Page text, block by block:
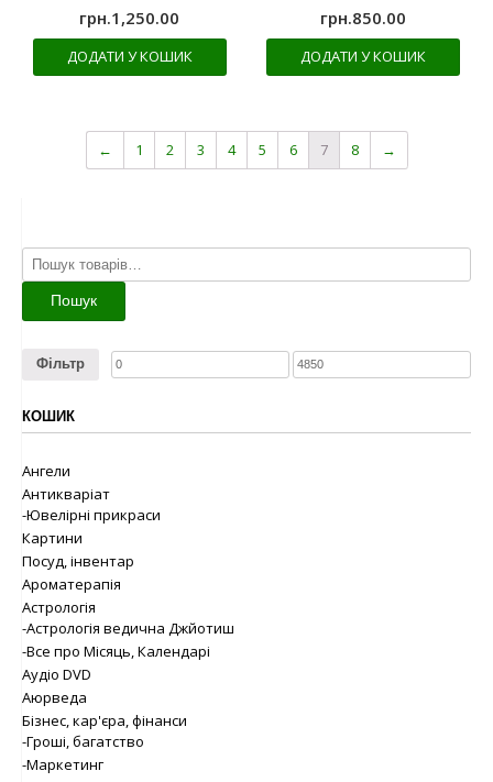
грн.1,250.00
ДОДАТИ У КОШИК
грн.850.00
ДОДАТИ У КОШИК
← 1 2 3 4 5 6 7 8 →
Шукати:
Пошук
Фільтр
КОШИК
Ангели
Антикваріат
-Ювелірні прикраси
Картини
Посуд, інвентар
Ароматерапія
Астрологія
-Астрологія ведична Джйотиш
-Все про Місяць, Календарі
Аудіо DVD
Аюрведа
Бізнес, кар'єра, фінанси
-Гроші, багатство
-Маркетинг